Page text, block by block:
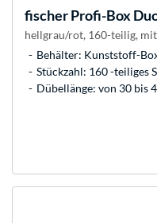
fischerProfi-Box
hellgrau/rot, 160-teilig,
Behälter: Kunststoff-
Stückzahl: 160 -teiliges
Dübellänge: von 30 bis